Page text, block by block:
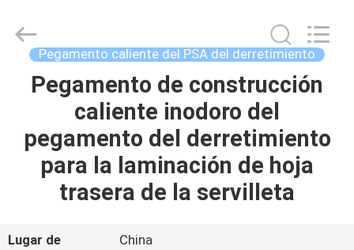
HOGAR
PRODUCTOS
SOBRE
Jaour
Adhesive
Products
Reserved.
Pegamento caliente del PSA del derretimiento
Pegamento de construcción
caliente inodoro del
pegamento del derretimiento
para la laminación de hoja
trasera de la servilleta
Lugar de
China